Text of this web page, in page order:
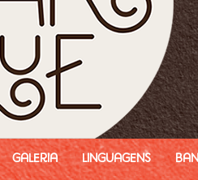
Galeria Linguagens